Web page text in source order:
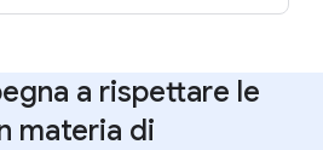
a rispettare le
materia di